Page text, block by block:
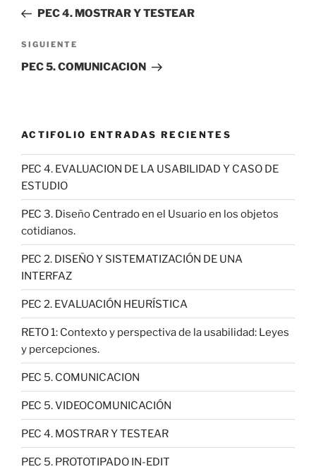
entradas
anterior:
PEC 4. MOSTRAR Y TESTEAR
Siguiente
entrada
SIGUIENTE
PEC 5. COMUNICACION
ACTIFOLIO ENTRADAS RECIENTES
PEC 4. EVALUACION DE LA USABILIDAD Y CASO DE
ESTUDIO
PEC 3. Diseño Centrado en el Usuario en los objetos
cotidianos.
PEC 2. DISEÑO Y SISTEMATIZACIÓN DE UNA
INTERFAZ
PEC 2. EVALUACIÓN HEURÍSTICA
RETO 1: Contexto y perspectiva de la usabilidad: Leyes
y percepciones.
PEC 5. COMUNICACION
PEC 5. VIDEOCOMUNICACIÓN
PEC 4. MOSTRAR Y TESTEAR
PEC 5. PROTOTIPADO IN-EDIT